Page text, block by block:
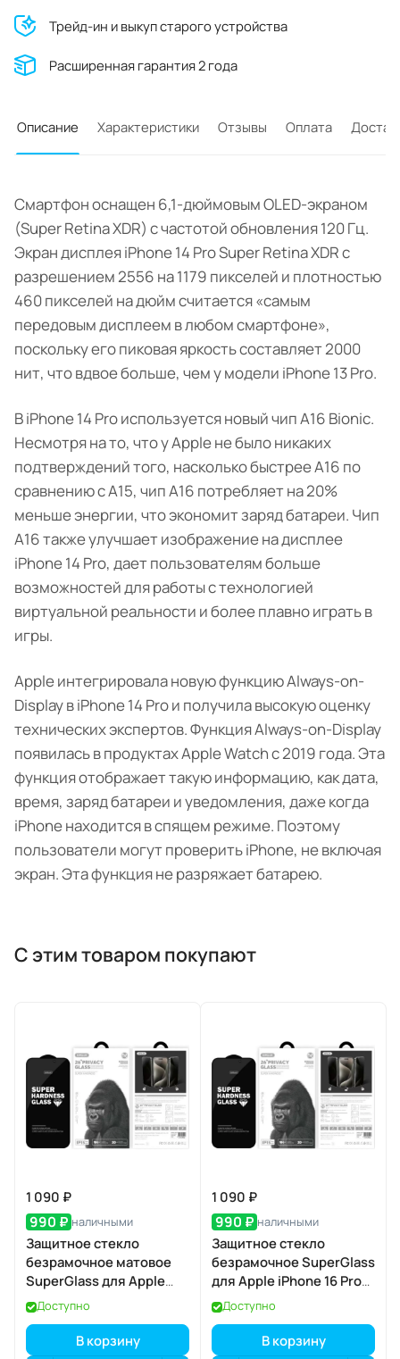
Трейд-ин и выкуп старого устройства
Расширенная гарантия 2 года
Описание Характеристики Отзывы Оплата
Смартфон оснащен 6,1-дюймовым OLED-экраном
(Super Retina XDR) с частотой обновления 120 Гц.
Экран дисплея iPhone 14 Pro Super Retina XDR с
разрешением 2556 на 1179 пикселей и плотностью
460 пикселей на дюйм считается «самым
передовым дисплеем в любом смартфоне»,
поскольку его пиковая яркость составляет 2000
нит, что вдвое больше, чем у модели iPhone 13 Pro.
В iPhone 14 Pro используется новый чип A16 Bionic.
Несмотря на то, что у Apple не было никаких
подтверждений того, насколько быстрее A16 по
сравнению с A15, чип A16 потребляет на 20%
меньше энергии, что экономит заряд батареи. Чип
A16 также улучшает изображение на дисплее
iPhone 14 Pro, дает пользователям больше
возможностей для работы с технологией
виртуальной реальности и более плавно играть в
игры.
Apple интегрировала новую функцию Always-on-
Display в iPhone 14 Pro и получила высокую оценку
технических экспертов. Функция Always-on-Display
появилась в продуктах Apple Watch с 2019 года. Эта
функция отображает такую ​​информацию, как дата,
время, заряд батареи и уведомления, даже когда
iPhone находится в спящем режиме. Поэтому
пользователи могут проверить iPhone, не включая
экран. Эта функция не разряжает батарею.
С этим товаром покупают
1 090 ₽
990 ₽ наличными
Защитное стекло
безрамочное матовое
SuperGlass для Apple
iPhone 17 Pro
Доступно
В корзину
1 090 ₽
990 ₽ наличными
Защитное стекло
безрамочное SuperGlass
для Apple iPhone 16 Pro
Max / 17 Pro Max
Доступно
В корзину